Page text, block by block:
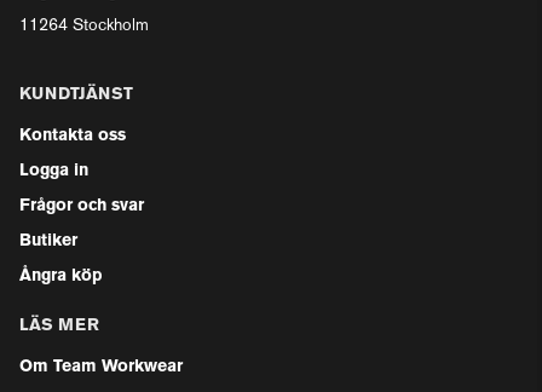
11264 Stockholm
KUNDTJÄNST
Kontakta oss
Logga in
Frågor och svar
Butiker
Ångra köp
LÄS MER
Om Team Workwear